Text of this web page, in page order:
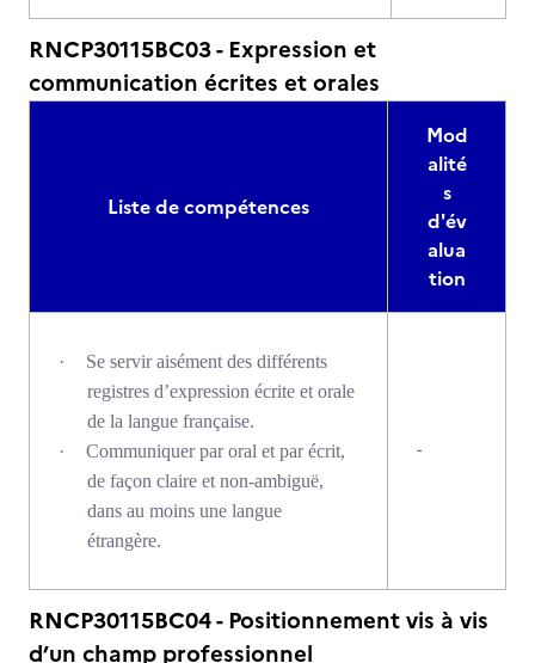
RNCP30115BC03 - Expression et
communication écrites et orales
Liste de compétences
Mod
alité
s
d'év
alua
tion
·
Se servir aisément des différents
registres d’expression écrite et orale
de la langue française.
·
Communiquer par oral et par écrit,
de façon claire et non-ambiguë,
dans au moins une langue
étrangère.
-
RNCP30115BC04 - Positionnement vis à vis
d’un champ professionnel